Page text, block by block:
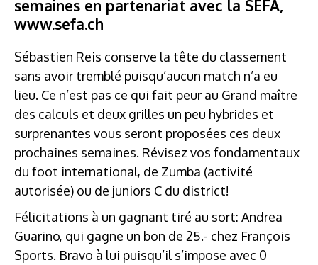
semaines en partenariat avec la SEFA,
www.sefa.ch
Sébastien Reis conserve la tête du classement
sans avoir tremblé puisqu’aucun match n’a eu
lieu. Ce n’est pas ce qui fait peur au Grand maître
des calculs et deux grilles un peu hybrides et
surprenantes vous seront proposées ces deux
prochaines semaines. Révisez vos fondamentaux
du foot international, de Zumba (activité
autorisée) ou de juniors C du district!
Félicitations à un gagnant tiré au sort: Andrea
Guarino, qui gagne un bon de 25.- chez François
Sports. Bravo à lui puisqu’il s’impose avec 0